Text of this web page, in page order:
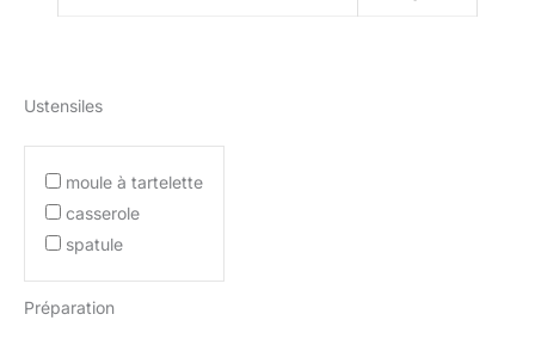
Ustensiles
moule à tartelette
casserole
spatule
Préparation